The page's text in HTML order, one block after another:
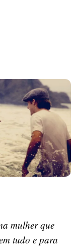
mulher que
tudo e para